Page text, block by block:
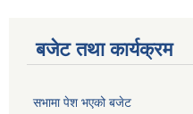
बजेट तथा कार्यक्रम
सभामा पेश भएको बजेट